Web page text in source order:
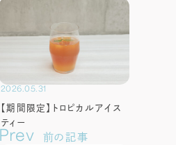
2026.05.31
【期間限定】トロピカルアイス
ティー
Prev 前の記事